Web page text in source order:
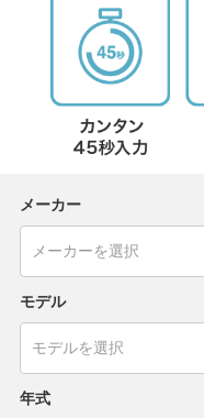
メーカー
モデル
年式